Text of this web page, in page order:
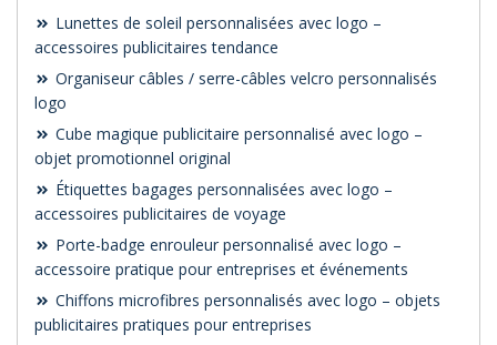
Lunettes de soleil personnalisées avec logo –
accessoires publicitaires tendance
Organiseur câbles / serre-câbles velcro personnalisés
logo
Cube magique publicitaire personnalisé avec logo –
objet promotionnel original
Étiquettes bagages personnalisées avec logo –
accessoires publicitaires de voyage
Porte-badge enrouleur personnalisé avec logo –
accessoire pratique pour entreprises et événements
Chiffons microfibres personnalisés avec logo – objets
publicitaires pratiques pour entreprises